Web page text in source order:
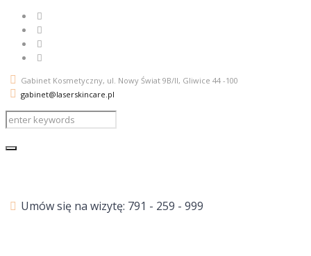
Gabinet Kosmetyczny, ul. Nowy Świat 9B/II, Gliwice44 -100
gabinet@laserskincare.pl
Umów się na wizytę: 791 - 259 - 999